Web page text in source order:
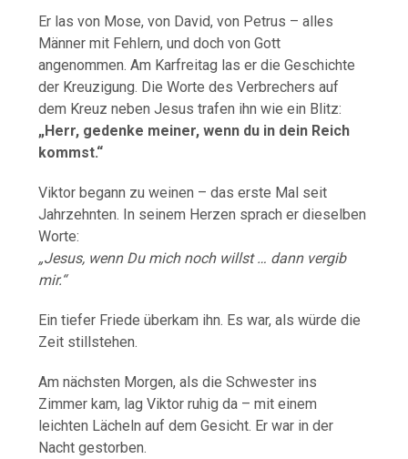
Er las von Mose, von David, von Petrus – alles
Männer mit Fehlern, und doch von Gott
angenommen. Am Karfreitag las er die Geschichte
der Kreuzigung. Die Worte des Verbrechers auf
dem Kreuz neben Jesus trafen ihn wie ein Blitz:
„Herr, gedenke meiner, wenn du in dein Reich
kommst.“
Viktor begann zu weinen – das erste Mal seit
Jahrzehnten. In seinem Herzen sprach er dieselben
Worte:
„Jesus, wenn Du mich noch willst … dann vergib
mir.“
Ein tiefer Friede überkam ihn. Es war, als würde die
Zeit stillstehen.
Am nächsten Morgen, als die Schwester ins
Zimmer kam, lag Viktor ruhig da – mit einem
leichten Lächeln auf dem Gesicht. Er war in der
Nacht gestorben.